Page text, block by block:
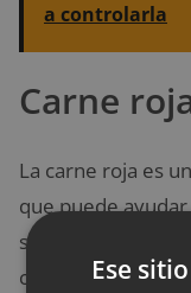
a controlarla
Carne
La carne roja es
que puede
saludables. Sin
comer demasiada
Ese